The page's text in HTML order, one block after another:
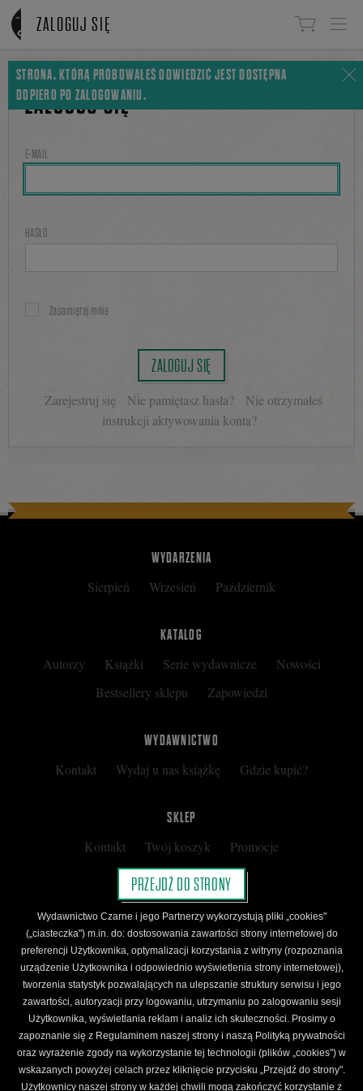
Linki do przejścia
ZALOGUJ SIĘ
STRONA, KTÓRĄ PRÓBOWAŁEŚ ODWIEDZIĆ JEST DOSTĘPNA
DOPIERO PO ZALOGOWANIU.
ZALOGUJ SIĘ
E-MAIL
HASŁO
Zapamiętaj mnie
ZALOGUJ SIĘ
Zarejestruj się Nie pamiętasz hasła?
Nie otrzymałeś
instrukcji aktywowania konta?
WYDARZENIA
Sierpień Wrzesień Październik
KATALOG
Autorzy Książki Serie wydawnicze
Nowości
Bestsellery sklepu
Zapowiedzi
WYDAWNICTWO
Kontakt Wydaj u nas książkę Gdzie kupić?
SKLEP
Kontakt Twój koszyk
Promocje
Kup kartę podarunkową
Nota prawna
Regulamin
Polityka prywatności
Regulamin Klubu Czarnego
Regulamin Karty Podarunkowej
ŚLEDŹ CZARNE
Facebook YouTube Instagram Newsletter
PRZEJDŹ DO STRONY
Wydawnictwo Czarne i jego Partnerzy wykorzystują pliki „cookies"
(„ciasteczka") m.in. do: dostosowania zawartości strony internetowej do
preferencji Użytkownika, optymalizacji korzystania z witryny (rozpoznania
urządzenie Użytkownika i odpowiednio wyświetlenia strony internetowej),
tworzenia statystyk pozwalających na ulepszanie struktury serwisu i jego
zawartości, autoryzacji przy logowaniu, utrzymaniu po zalogowaniu sesji
Użytkownika, wyświetlania reklam i analiz ich skuteczności. Prosimy o
zapoznanie się z Regulaminem naszej strony i naszą Polityką prywatności
oraz wyrażenie zgody na wykorzystanie tej technologii (plików „cookies") w
wskazanych powyżej celach przez kliknięcie przycisku „Przejdź do strony".
Użytkownicy naszej strony w każdej chwili mogą zakończyć korzystanie z